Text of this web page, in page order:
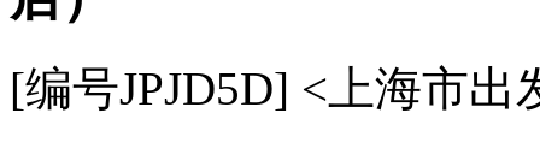
[编号JPJD5D] <上海市出